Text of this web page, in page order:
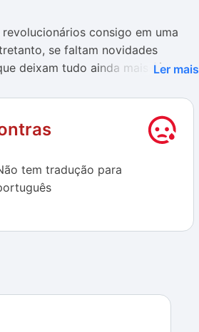
consigo em uma
se faltam novidades
deixam tudo ainda mais fácil na
por atualização de todos
pois evita que você faça as
de disco vai ver que o
processo — outro ponto positivo
ter sido resolvida. Durante
Ler mais
tem tradução para